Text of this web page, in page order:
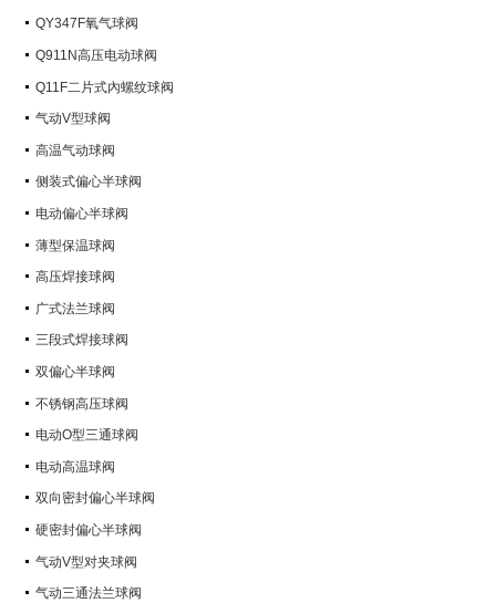
QY347F氧气球阀
Q911N高压电动球阀
Q11F二片式內螺纹球阀
气动V型球阀
高温气动球阀
侧装式偏心半球阀
电动偏心半球阀
薄型保温球阀
高压焊接球阀
广式法兰球阀
三段式焊接球阀
双偏心半球阀
不锈钢高压球阀
电动O型三通球阀
电动高温球阀
双向密封偏心半球阀
硬密封偏心半球阀
气动V型对夹球阀
气动三通法兰球阀